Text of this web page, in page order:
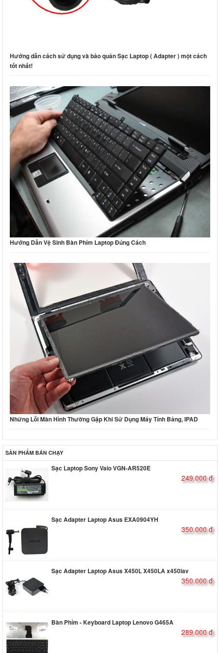
Hướng dẫn cách sử dụng và bảo quản Sạc Laptop ( Adapter ) một cách
tốt nhất!
Hướng Dẫn Vệ Sinh Bàn Phím Laptop Đúng Cách
Những Lỗi Màn Hình Thường Gặp Khi Sử Dụng Máy Tính Bảng, IPAD
SẢN PHẨM BÁN CHẠY
Sạc Laptop Sony Vaio VGN-AR520E
249.000 đ
Sạc Adapter Laptop Asus EXA0904YH
350.000 đ
Sạc Adapter Laptop Asus X450L X450LA x450lav
350.000 đ
Bàn Phím - Keyboard Laptop Lenovo G465A
289.000 đ